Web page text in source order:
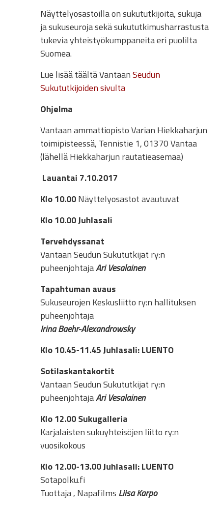
Näyttelyosastoilla on sukututkijoita, sukuja
ja sukuseuroja sekä sukututkimusharrastusta
tukevia yhteistyökumppaneita eri puolilta
Suomea.
Lue lisää täältä VantaanSeudun
Sukututkijoiden sivulta
Ohjelma
Vantaan ammattiopisto Varian Hiekkaharjun
toimipisteessä, Tennistie 1, 01370 Vantaa
(lähellä Hiekkaharjun rautatieasemaa)
Lauantai 7.10.2017
Klo 10.00Näyttelyosastot avautuvat
Klo 10.00Juhlasali
Tervehdyssanat
Vantaan Seudun Sukututkijat ry:n
puheenjohtajaAri Vesalainen
Tapahtuman avaus
Sukuseurojen Keskusliitto ry:n hallituksen
puheenjohtaja
Irina Baehr-Alexandrowsky
Klo 10.45-11.45Juhlasali: LUENTO
Sotilaskantakortit
Vantaan Seudun Sukututkijat ry:n
puheenjohtajaAri Vesalainen
Klo 12.00Sukugalleria
Karjalaisten sukuyhteisöjen liitto ry:n
vuosikokous
Klo 12.00-13.00Juhlasali: LUENTO
Sotapolku.fi
Tuottaja , Napafilms Liisa Karpo